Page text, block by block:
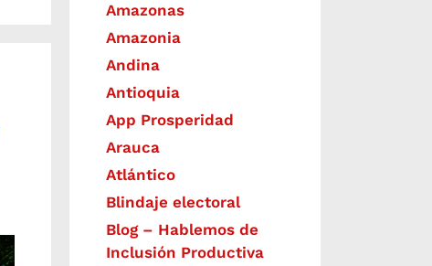
Amazonas
Amazonia
Andina
Antioquia
App Prosperidad
Arauca
Atlántico
Blindaje electoral
Blog – Hablemos de
Inclusión Productiva